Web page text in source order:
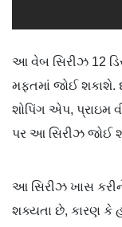
આ વેબ સિરીઝ 12
મફતમાં જોઈ
શોપિંગ એપ, પ્રાઇમ
પર આ સિરીઝ જોઈ
આ સિરીઝ ખાસ કરીને
શક્યતા છે, કારણ કે